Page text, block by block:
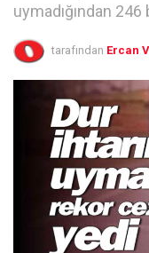
uymadığından
tarafından Ercan